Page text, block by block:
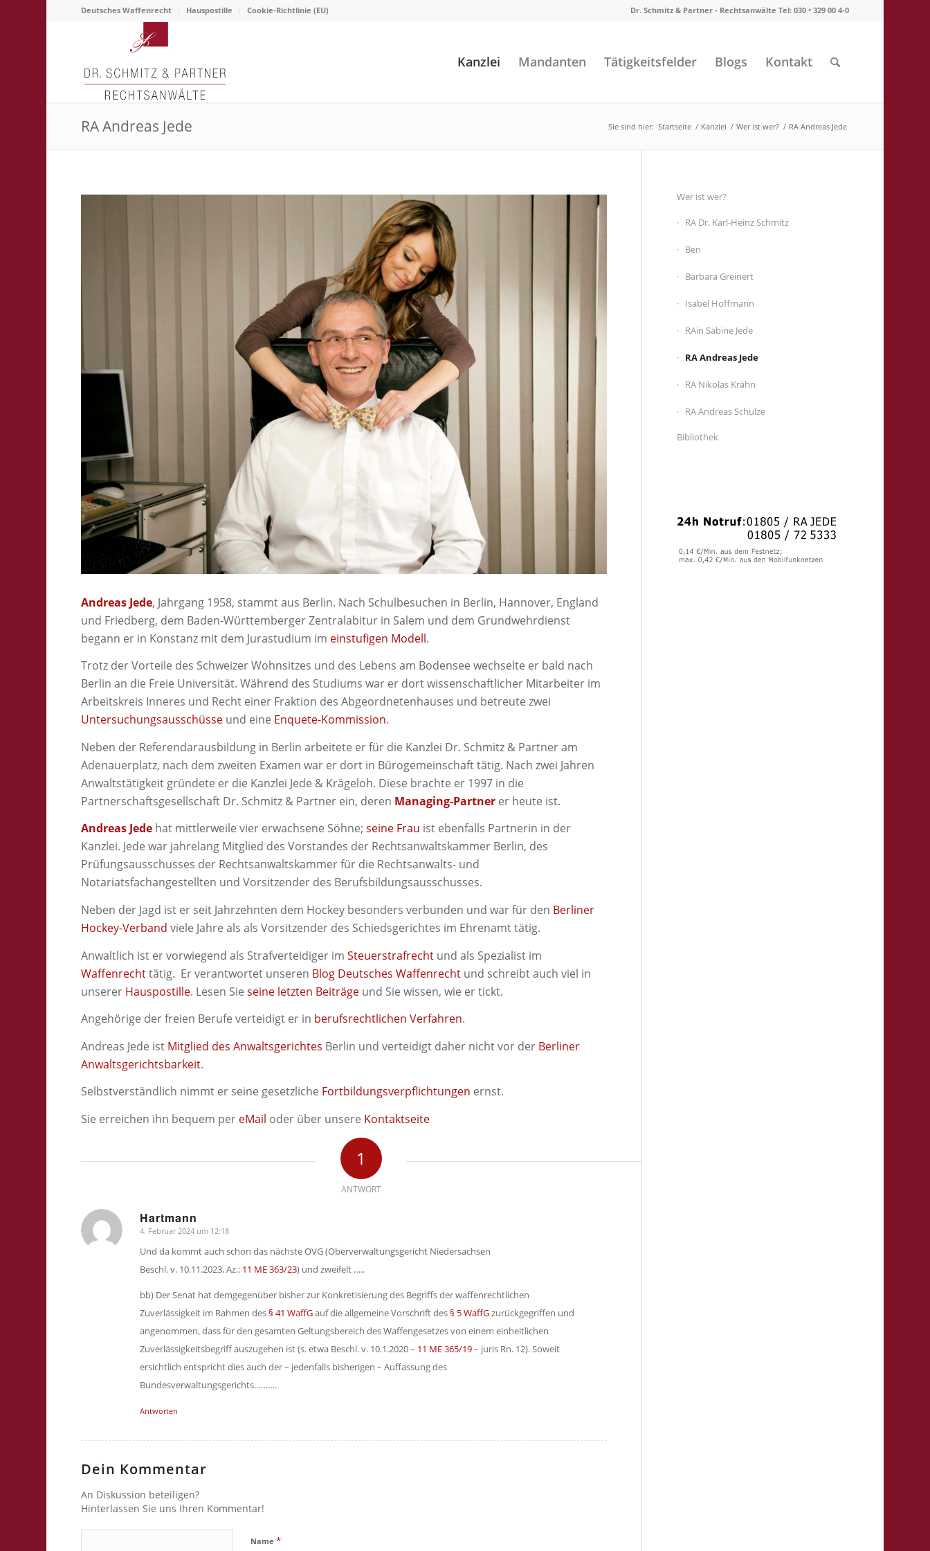
Deutsches Waffenrecht Hauspostille Cookie-Richtlinie (EU) Dr. Schmitz & Partner - Rechtsanwälte Tel: 030 • 329 00 4-0
Kanzlei Mandanten Tätigkeitsfelder Blogs Kontakt
RA Andreas Jede Sie sind hier: Startseite / Kanzlei / Wer ist wer? / RA Andreas Jede
Andreas Jede, Jahrgang 1958, stammt aus Berlin. Nach Schulbesuchen in Berlin, Hannover, England
und Friedberg, dem Baden-Württemberger Zentralabitur in Salem und dem Grundwehrdienst
begann er in Konstanz mit dem Jurastudium im einstufigen Modell.
Trotz der Vorteile des Schweizer Wohnsitzes und des Lebens am Bodensee wechselte er bald nach
Berlin an die Freie Universität. Während des Studiums war er dort wissenschaftlicher Mitarbeiter im
Arbeitskreis Inneres und Recht einer Fraktion des Abgeordnetenhauses und betreute zwei
Untersuchungsausschüsse und eine Enquete-Kommission.
Neben der Referendarausbildung in Berlin arbeitete er für die Kanzlei Dr. Schmitz & Partner am
Adenauerplatz, nach dem zweiten Examen war er dort in Bürogemeinschaft tätig. Nach zwei Jahren
Anwaltstätigkeit gründete er die Kanzlei Jede & Krägeloh. Diese brachte er 1997 in die
Partnerschaftsgesellschaft Dr. Schmitz & Partner ein, deren Managing-Partner er heute ist.
Andreas Jede hat mittlerweile vier erwachsene Söhne;seine Frau ist ebenfalls Partnerin in der
Kanzlei. Jede war jahrelang Mitglied des Vorstandes der Rechtsanwaltskammer Berlin, des
Prüfungsausschusses der Rechtsanwaltskammer für die Rechtsanwalts- und
Notariatsfachangestellten und Vorsitzender des Berufsbildungsausschusses.
Neben der Jagd ist er seit Jahrzehnten dem Hockey besonders verbunden und war für den Berliner
Hockey-Verband viele Jahre als als Vorsitzender des Schiedsgerichtes im Ehrenamt tätig.
Anwaltlich ist er vorwiegend als Strafverteidiger imSteuerstrafrecht und als Spezialist im
Waffenrechttätig. Er verantwortet unseren Blog Deutsches Waffenrecht und schreibt auch viel in
unserer Hauspostille. Lesen Sieseine letzten Beiträge und Sie wissen, wie er tickt.
Angehörige der freien Berufe verteidigt er in berufsrechtlichen Verfahren.
Andreas Jede ist Mitglied des Anwaltsgerichtes Berlin und verteidigt daher nicht vor der Berliner
Anwaltsgerichtsbarkeit.
Selbstverständlich nimmt er seine gesetzliche Fortbildungsverpflichtungen ernst.
Sie erreichen ihn bequem per eMail oder über unsere Kontaktseite
1
ANTWORT
Hartmann
sagte:
4. Februar 2024 um 12:18
Und da kommt auch schon das nächste OVG (Oberverwaltungsgericht Niedersachsen
Beschl. v. 10.11.2023, Az.: 11 ME 363/23) und zweifelt …..
bb) Der Senat hat demgegenüber bisher zur Konkretisierung des Begriffs der waffenrechtlichen
Zuverlässigkeit im Rahmen des§ 41 WaffGauf die allgemeine Vorschrift des§ 5 WaffGzurückgegriffen und
angenommen, dass für den gesamten Geltungsbereich des Waffengesetzes von einem einheitlichen
Zuverlässigkeitsbegriff auszugehen ist (s. etwa Beschl. v. 10.1.2020 – 11 ME 365/19– juris Rn. 12). Soweit
ersichtlich entspricht dies auch der – jedenfalls bisherigen – Auffassung des
Bundesverwaltungsgerichts……….
Antworten
Dein Kommentar
An Diskussion beteiligen?
Hinterlassen Sie uns Ihren Kommentar!
Name*
Wer ist wer?
RA Dr. Karl-Heinz Schmitz
Ben
Barbara Greinert
Isabel Hoffmann
RAin Sabine Jede
RA Andreas Jede
RA Nikolas Krähn
RA Andreas Schulze
Bibliothek